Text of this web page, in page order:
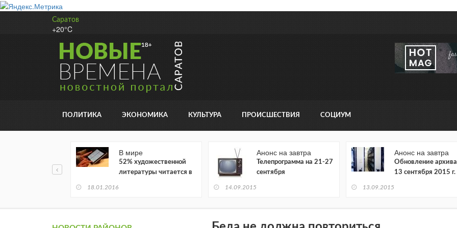
Саратов
+20°C
ПОЛИТИКА ЭКОНОМИКА КУЛЬТУРА ПРОИСШЕСТВИЯ СОЦИУМ
В мире
52% художественной
литературы читается в
18.01.2016
Анонс на завтра
Телепрограмма на 21-27
сентября
14.09.2015
Анонс на завтра
Обновление архива
13 сентября 2015 г.
13.09.2015